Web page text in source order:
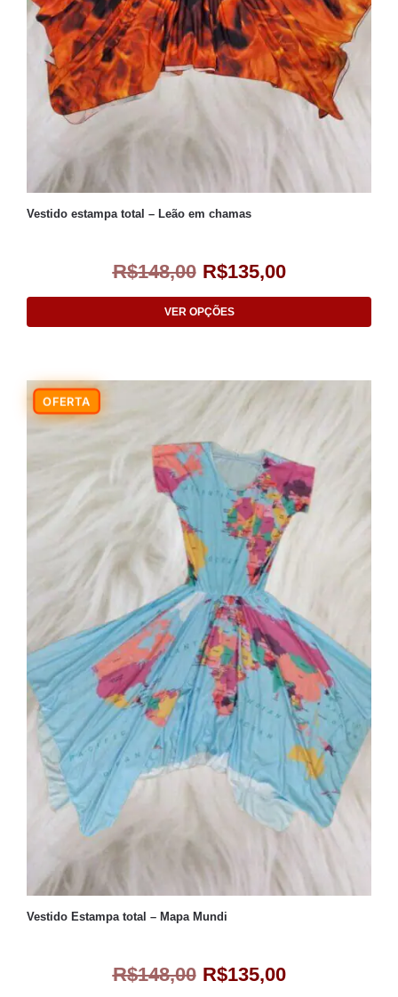
Vestido estampa total – Leão em chamas
R$148,00 R$135,00
VER OPÇÕES
-9%
Vestido Estampa total – Mapa Mundi
R$148,00 R$135,00